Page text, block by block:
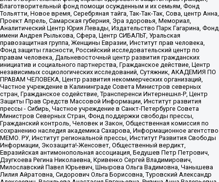
Благотворительный фонд помощи осужденным и их семьям, Фонд
Тольятти, Новое время, Серебряная тайга, Так-Так-Так, Сова, центр Анна,
Проект Апрель, Самарская губерния, Эра здоровья, Мемориал,
Аналитический Центр Юрия Левады, Издательство Парк Гагарина, Фонд
имени Андрея Рылькова, Сфера, Центр СИБАЛЬТ, Уральская
правозащитная группа, Женщины Евразии, Институт прав человека,
Фонд защиты гласности, Российский исследовательский центр по
правам человека, Дальневосточный центр развития гражданских
инициатив и социального партнерства, Гражданское действие, Центр
независимых социологических исследований, Сутяжник, АКАДЕМИЯ ПО
ПРАВАМ ЧЕЛОВЕКА, Центр развития некоммерческих организаций,
Частное учреждение в Калининграде Совета Министров северных
стран, Гражданское содействие, Трансперенси Интернешнл-Р, Центр
Защиты Прав Средств Массовой Информации, Институт развития
прессы - Сибирь, Частное учреждение в Санкт-Петербурге Совета
Министров Северных Стран, Фонд поддержки свободы прессы,
Гражданский контроль, Человек и Закон, Общественная комиссия по
сохранению наследия академика Сахарова, Информационное агентство
МЕМО. РУ, Институт региональной прессы, Институт Развития Свободы
Информации, Экозащита!-Женсовет, Общественный вердикт,
Евразийская антимонопольная ассоциация, Бедушев Петр Петрович,
Дзугкоева Регина Николаевна, Кривенко Сергей Владимирович,
Милославский Павел Юрьевич, Шнырова Ольга Вадимовна, Чанышева
Лилия Айратовна, Сидорович Ольга Борисовна, Туровский Александр